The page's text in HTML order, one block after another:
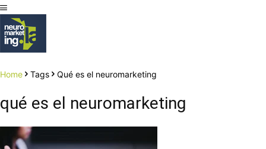
Home Tags Qué es el neuromarketing
qué es el neuromarketing